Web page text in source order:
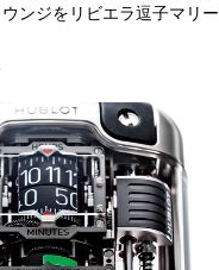
ンジをリビエラ逗子マリー